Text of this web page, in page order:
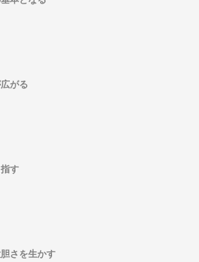
がる
す
さを生かす